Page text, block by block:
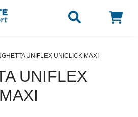
UNIFLEX UNICLICK MAXI
UNIFLEX